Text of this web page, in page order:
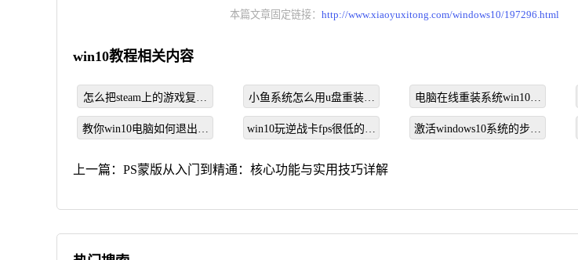
本篇文章固定链接：http://www.xiaoyuxitong.com/windows10/197296.html
win10教程相关内容
怎么把steam上的游戏复制
小鱼系统怎么用u盘重装系
电脑在线重装系统win10教
教你win10电脑如何退出第
win10玩逆战卡fps很低的解
激活windows10系统的步骤
上一篇： PS蒙版从入门到精通：核心功能与实用技巧详解